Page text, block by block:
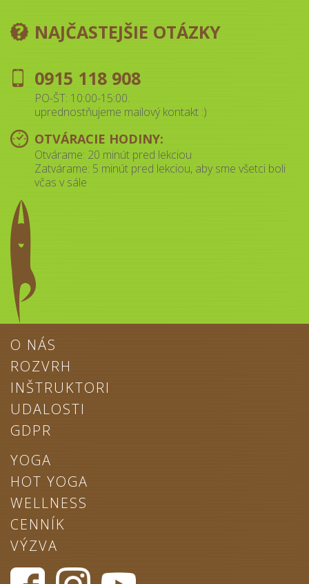
NAJČASTEJŠIE OTÁZKY
0915 118 908
PO-ŠT: 10:00-15:00.
uprednostňujeme mailový kontakt :)
OTVÁRACIE HODINY:
Otvárame: 20 minút pred lekciou
Zatvárame: 5 minút pred lekciou, aby sme všetci boli
včas v sále
O NÁS
ROZVRH
INŠTRUKTORI
UDALOSTI
GDPR
YOGA
HOT YOGA
WELLNESS
CENNÍK
VÝZVA